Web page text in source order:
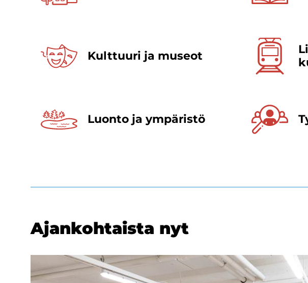
Kult­tuu­ri ja museot
Luon­to ja ym­pä­ris­tö
Ajan­koh­tais­ta nyt